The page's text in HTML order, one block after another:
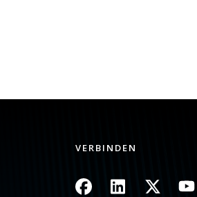
VERBINDEN
Bild Bild Bild Bild